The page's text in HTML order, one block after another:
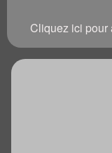
Cliquez ici pour